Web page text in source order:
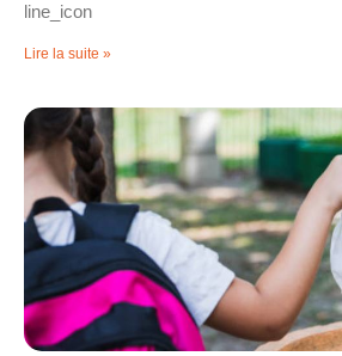
line_icon
Lire la suite »